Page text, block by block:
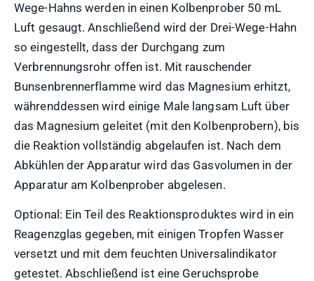
Wege-Hahns werden in einen Kolbenprober 50 mL
Luft gesaugt. Anschließend wird der Drei-Wege-Hahn
so eingestellt, dass der Durchgang zum
Verbrennungsrohr offen ist. Mit rauschender
Bunsenbrennerflamme wird das Magnesium erhitzt,
währenddessen wird einige Male langsam Luft über
das Magnesium geleitet (mit den Kolbenprobern), bis
die Reaktion vollständig abgelaufen ist. Nach dem
Abkühlen der Apparatur wird das Gasvolumen in der
Apparatur am Kolbenprober abgelesen.
Optional: Ein Teil des Reaktionsproduktes wird in ein
Reagenzglas gegeben, mit einigen Tropfen Wasser
versetzt und mit dem feuchten Universalindikator
getestet. Abschließend ist eine Geruchsprobe